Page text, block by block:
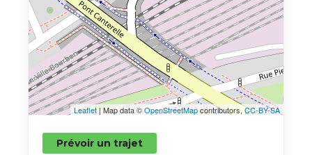
Leaflet | Map data ©OpenStreetMapcontributors,CC-BY-SA
Prévoir un trajet